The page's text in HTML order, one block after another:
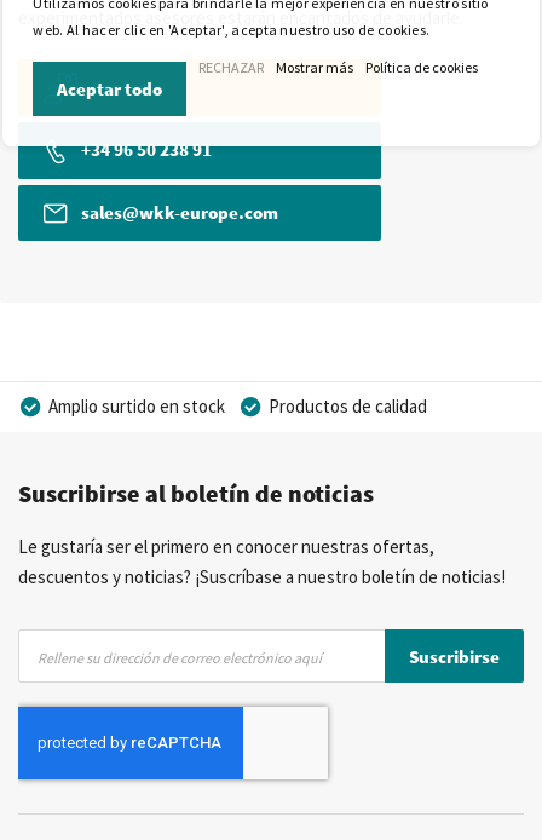
experimentados asesores estarán encantados de ayudarle.
Contacto
+34 96 50 238 91
sales@wkk-europe.com
Amplio surtido en stock
Productos de calidad
Asesoramiento personal
Más de 40 años de experiencia
Posibilidad de crear marca privada
Suscribirse al boletín de noticias
Le gustaría ser el primero en conocer nuestras ofertas,
descuentos y noticias? ¡Suscríbase a nuestro boletín de noticias!
nuestro
boletín
Suscribirse
web. Al hacer clic en 'Aceptar', acepta nuestro uso de cookies.
Aceptar todo
RECHAZAR Mostrar más Política de cookies